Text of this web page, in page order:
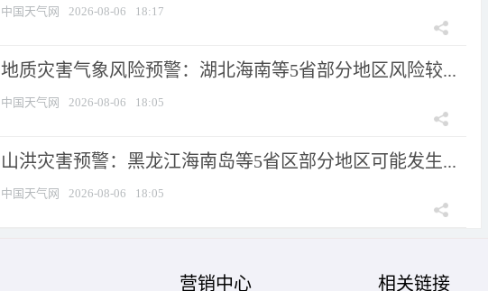
中国天气网 2026-08-06 18:17
地质灾害气象风险预警：湖北海南等5省部分地区风险较...
中国天气网 2026-08-06 18:05
山洪灾害预警：黑龙江海南岛等5省区部分地区可能发生...
中国天气网 2026-08-06 18:05
营销中心 相关链接